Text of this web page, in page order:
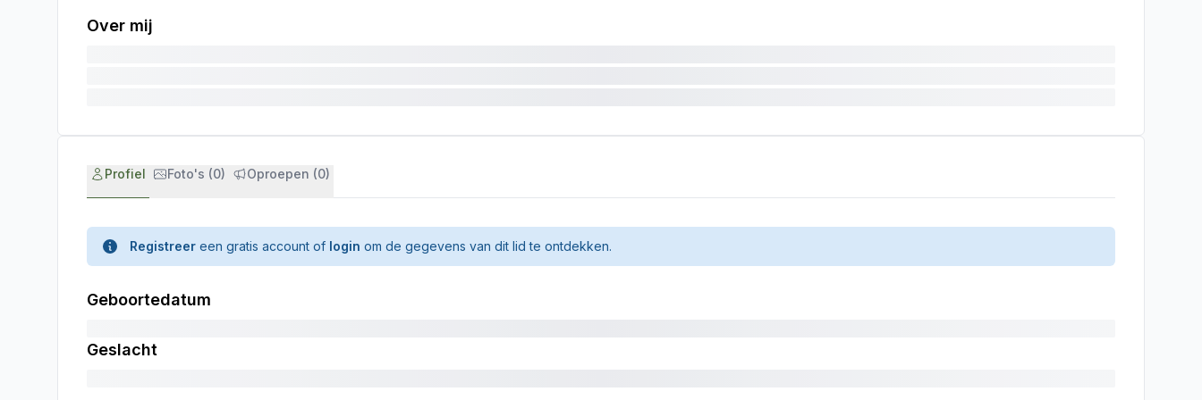
Over mij
Profiel Foto's (0) Oproepen (0)
Registreer een gratis account of login om de gegevens van dit lid te ontdekken.
Geboortedatum
Geslacht